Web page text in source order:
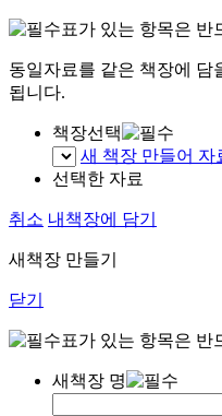
표가 있는 항목은 반
동일자료를 같은 책장에 담
됩니다.
책장선택
새 책장 만들어 자
선택한 자료
취소 내책장에 담기
새책장 만들기
닫기
표가 있는 항목은 반
새책장 명